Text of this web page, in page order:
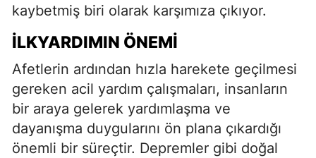
kaybetmiş biri olarak karşımıza çıkıyor.
İLKYARDIMIN ÖNEMI
Afetlerin ardından hızla harekete geçilmesi
gereken acil yardım çalışmaları, insanların
bir araya gelerek yardımlaşma ve
dayanışma duygularını ön plana çıkardığı
önemli bir süreçtir. Depremler gibi doğal